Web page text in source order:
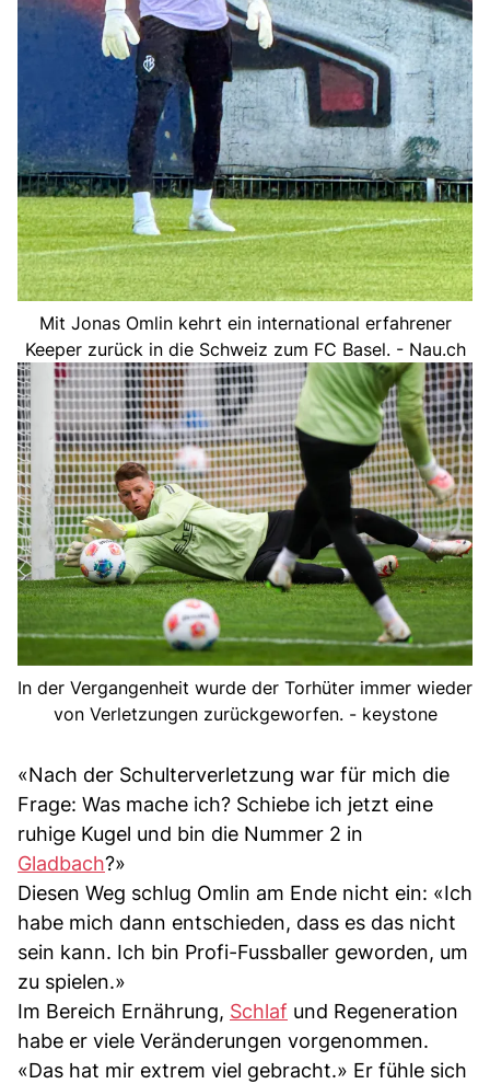
Mit Jonas Omlin kehrt ein international erfahrener
Keeper zurück in die Schweiz zum FC Basel. - Nau.ch
In der Vergangenheit wurde der Torhüter immer wieder
von Verletzungen zurückgeworfen. - keystone
«Nach der Schulterverletzung war für mich die
Frage: Was mache ich? Schiebe ich jetzt eine
ruhige Kugel und bin die Nummer 2 in
Gladbach?»
Diesen Weg schlug Omlin am Ende nicht ein: «Ich
habe mich dann entschieden, dass es das nicht
sein kann. Ich bin Profi-Fussballer geworden, um
zu spielen.»
Im Bereich Ernährung, Schlaf und Regeneration
habe er viele Veränderungen vorgenommen.
«Das hat mir extrem viel gebracht.» Er fühle sich